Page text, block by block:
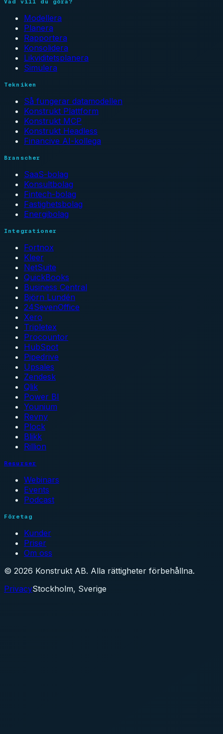
Modellera
Planera
Rapportera
Konsolidera
Likviditetsplanera
Simulera
Tekniken
Så fungerar datamodellen
Konstrukt Plattform
Konstrukt MCP
Konstrukt Headless
Financive AI-kollega
Branscher
SaaS-bolag
Konsultbolag
Fintech-bolag
Fastighetsbolag
Energibolag
Integrationer
Fortnox
Kleer
NetSuite
QuickBooks
Business Central
Björn Lundén
24SevenOffice
Xero
Tripletex
Procountor
HubSpot
Pipedrive
Upsales
Zendesk
Qlik
Power BI
Younium
Revny
Plock
Blikk
Rillion
Resurser
Webinars
Events
Podcast
Företag
Kunder
Priser
Om oss
© 2026 Konstrukt AB. Alla rättigheter förbehållna.
PrivacyStockholm, Sverige